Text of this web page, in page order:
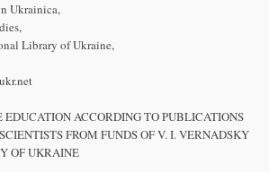
Ukrainica,
Library of Ukraine,
EDUCATION ACCORDING TO PUBLICATIONS
FROM FUNDS OF V. I. VERNADSKY
OF UKRAINE